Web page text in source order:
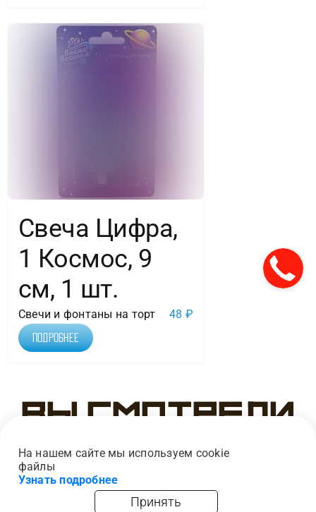
Свеча Цифра,
1 Космос, 9
см, 1 шт.
Свечи и фонтаны на торт 48 ₽
Подробнее
Вы смотрели
На нашем сайте мы используем cookie
файлы
Узнать подробнее
Принять